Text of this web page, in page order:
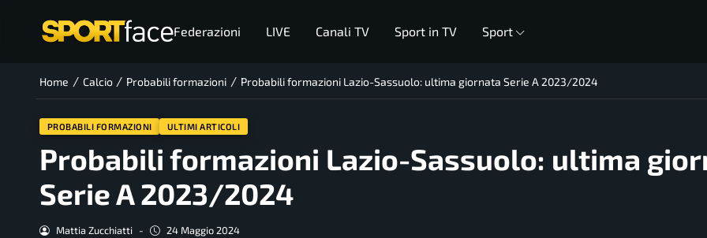
Federazioni LIVE Canali TV Sport in TV Sport
Home / Calcio / Probabili formazioni / Probabili formazioni Lazio-Sassuolo: ultima giornata Serie A 2023/2024
PROBABILI FORMAZIONI ULTIMI ARTICOLI
Probabili formazioni Lazio-Sassuolo: ultima
Serie A 2023/2024
Mattia Zucchiatti - 24 Maggio 2024